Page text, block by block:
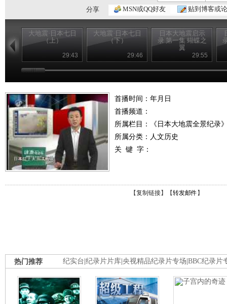
分享
MSN或QQ好友 贴到博客或
大地震·日本七日
（上）
29:43
大地震·日本七日
（下）
29:46
日本大地震启示
录 第一集 蝴蝶之
翼
29:55
首播时间：年月日
首播频道：
所属栏目：
《日本大地震全景纪录
所属分类：人文历史
关 键 字：
【复制链接】【转发邮件 】
纪实台 纪录片片库 央视精品纪录片专场 BBC纪录片
热门推荐